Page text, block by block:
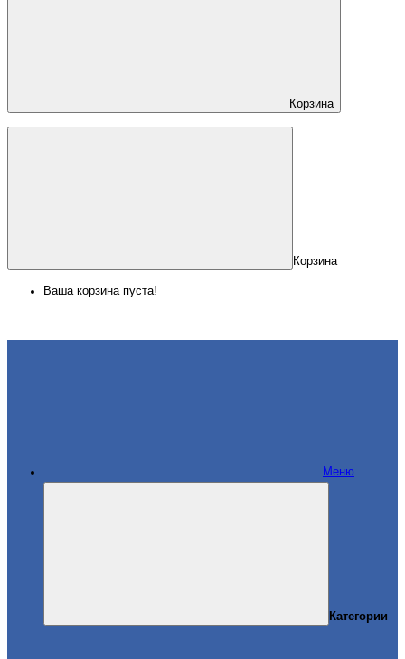
Корзина
Корзина
Ваша корзина пуста!
Меню
Категории